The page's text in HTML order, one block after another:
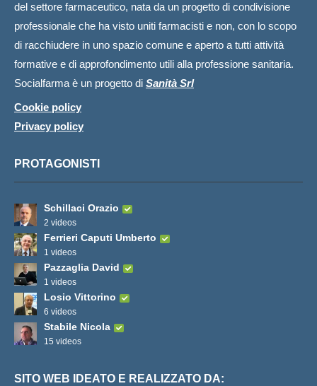
del settore farmaceutico, nata da un progetto di condivisione
professionale che ha visto uniti farmacisti e non, con lo scopo
di racchiudere in uno spazio comune e aperto a tutti attività
formative e di approfondimento utili alla professione sanitaria.
Socialfarma è un progetto di Sanità Srl
Cookie policy
Privacy policy
PROTAGONISTI
Schillaci Orazio
2 videos
Ferrieri Caputi Umberto
1 videos
Pazzaglia David
1 videos
Losio Vittorino
6 videos
Stabile Nicola
15 videos
SITO WEB IDEATO E REALIZZATO DA: